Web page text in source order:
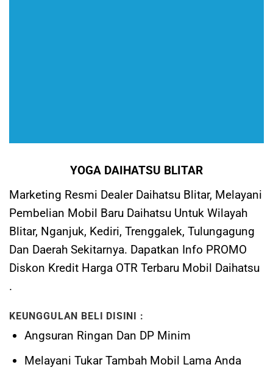
YOGA DAIHATSU BLITAR
Marketing Resmi Dealer Daihatsu Blitar, Melayani
Pembelian Mobil Baru Daihatsu Untuk Wilayah
Blitar, Nganjuk, Kediri, Trenggalek, Tulungagung
Dan Daerah Sekitarnya. Dapatkan Info PROMO
Diskon Kredit Harga OTR Terbaru Mobil Daihatsu
.
KEUNGGULAN BELI DISINI :
Angsuran Ringan Dan DP Minim
MelayaniTukar Tambah Mobil Lama Anda